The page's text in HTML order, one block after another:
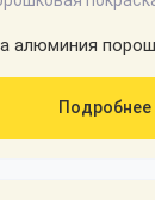
алюминия
Подробнее